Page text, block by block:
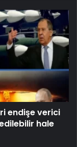
endişe verici
hale